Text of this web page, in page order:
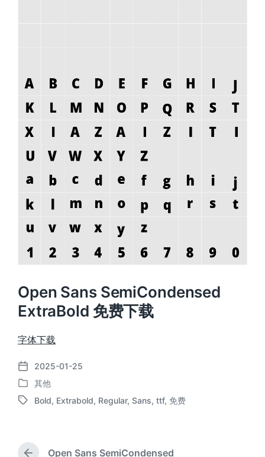
Open Sans SemiCondensed
ExtraBold 免费下载
字体下载
发
布
日
2025-01-25
发
布
其他
标
Bold, Extrabold, Regular, Sans, ttf, 免费
Open Sans SemiCondensed